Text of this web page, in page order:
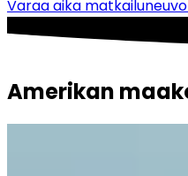
Varaa aika
Amerikan